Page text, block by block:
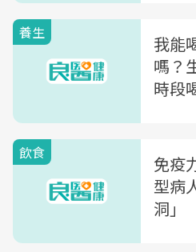
養生
我能
嗎？
時段
飲食
免疫
型病
洞」